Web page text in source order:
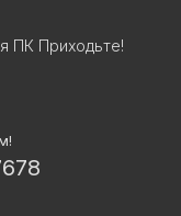
ПК Приходьте!